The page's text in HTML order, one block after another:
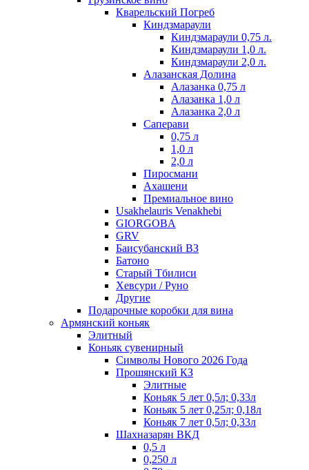
Кварельский Погреб
Киндзмараули
Киндзмараули 0,75 л.
Киндзмараули 1,0 л.
Киндзмараули 2,0 л.
Алазанская Долина
Алазанка 0,75 л
Алазанка 1,0 л
Алазанка 2,0 л
Саперави
0,75 л
1,0 л
2,0 л
Пиросмани
Ахашени
Премиальное вино
Usakhelauris Venakhebi
GIORGOBA
GRV
Баисубанский ВЗ
Батоно
Старый Тбилиси
Хевсури / Руно
Другие
Подарочные коробки для вина
Армянский коньяк
Элитный
Коньяк сувенирный
Символы Нового 2026 Года
Прошянский КЗ
Элитные
Коньяк 5 лет 0,5л; 0,33л
Коньяк 5 лет 0,25л; 0,18л
Коньяк 7 лет 0,5л; 0,33л
Шахназарян ВКД
0,5 л
0,250 л